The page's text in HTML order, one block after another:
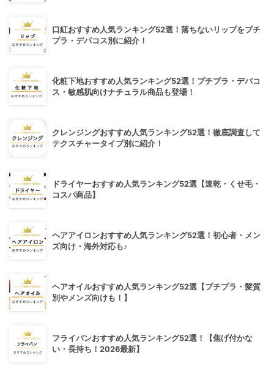
口紅おすすめ人気ランキング52選！落ちないリップをプチ
プラ・デパコス別に紹介！
化粧下地おすすめ人気ランキング52選！プチプラ・デパコ
ス・敏感肌向けナチュラル商品も登場！
クレンジングおすすめ人気ランキング52選！徹底調査して
テクスチャータイプ別に紹介！
ドライヤーおすすめ人気ランキング52選【速乾・くせ毛・
コスパ商品】
ヘアアイロンおすすめ人気ランキング52選！初心者・メン
ズ向け・海外対応も♪
ヘアオイルおすすめ人気ランキング52選【プチプラ・髪質
別やメンズ向けも！】
フライパンおすすめ人気ランキング52選！【焦げ付かな
い・長持ち！2026最新】